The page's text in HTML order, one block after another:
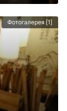
Фотогалерея [1]